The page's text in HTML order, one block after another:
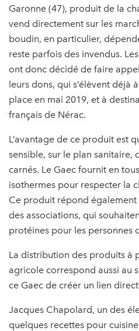
Garonne (47), produit de la
vend directement sur les
boudin, en particulier,
reste parfois des invendus.
ont donc décidé de faire
leurs dons, qui s’élèvent déjà
place en mai 2019, et à
français de Nérac.
L’avantage de ce produit est
sensible, sur le plan sanitaire,
carnés. Le Gaec fournit en
isothermes pour respecter la
Ce produit répond
des associations, qui
protéines pour les personnes
La distribution des produits à
agricole correspond aussi au
ce Gaec de créer un lien
Jacques Chapolard, un des
quelques recettes pour